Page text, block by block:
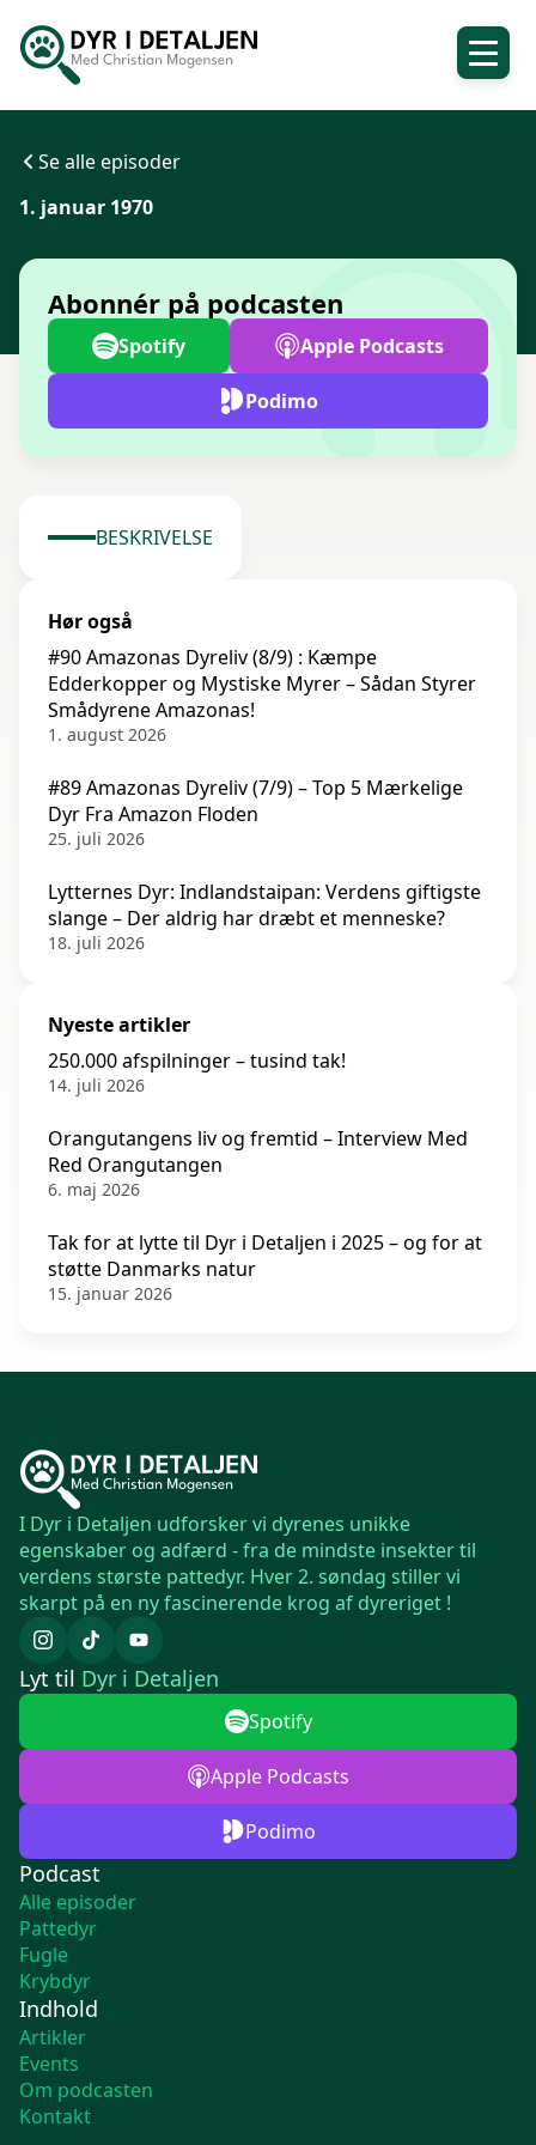
Se alle episoder
1. januar 1970
Abonnér på podcasten
Spotify Apple Podcasts
Podimo
BESKRIVELSE
Hør også
#90 Amazonas Dyreliv (8/9) : Kæmpe
Edderkopper og Mystiske Myrer – Sådan Styrer
Smådyrene Amazonas!
1. august 2026
#89 Amazonas Dyreliv (7/9) – Top 5 Mærkelige
Dyr Fra Amazon Floden
25. juli 2026
Lytternes Dyr: Indlandstaipan: Verdens giftigste
slange – Der aldrig har dræbt et menneske?
18. juli 2026
Nyeste artikler
250.000 afspilninger – tusind tak!
14. juli 2026
Orangutangens liv og fremtid – Interview Med
Red Orangutangen
6. maj 2026
Tak for at lytte til Dyr i Detaljen i 2025 – og for at
støtte Danmarks natur
15. januar 2026
I Dyr i Detaljen udforsker vi dyrenes unikke
egenskaber og adfærd - fra de mindste insekter til
verdens største pattedyr. Hver 2. søndag stiller vi
skarpt på en ny fascinerende krog af dyreriget !
Podcast
Alle episoder
Pattedyr
Fugle
Krybdyr
Indhold
Artikler
Events
Om podcasten
Kontakt
Lyt til Dyr i Detaljen
Spotify
Apple Podcasts
Podimo